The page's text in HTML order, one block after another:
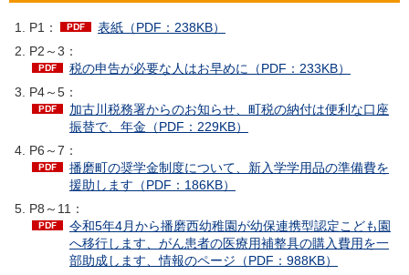
P1：
表紙（PDF：238KB）
P2～3：
税の申告が必要な人はお早めに（PDF：233KB）
P4～5：
加古川税務署からのお知らせ、町税の納付は便利な口座
振替で、年金（PDF：229KB）
P6～7：
播磨町の奨学金制度について、新入学学用品の準備費を
援助します（PDF：186KB）
P8～11：
令和5年4月から播磨西幼稚園が幼保連携型認定こども園
へ移行します、がん患者の医療用補整具の購入費用を一
部助成します、情報のページ（PDF：988KB）